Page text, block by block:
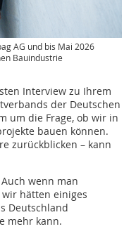
AG und bis Mai 2026
Bauindustrie
Interview zu Ihrem
der Deutschen
um die Frage, ob wir in
bauen können.
zurückblicken – kann
wenn man
hätten einiges
Deutschland
mehr kann.